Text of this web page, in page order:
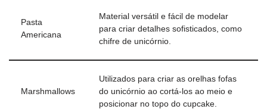
Pasta
Americana
Material versátil e fácil de modelar
para criar detalhes sofisticados, como
chifre de unicórnio.
Marshmallows
Utilizados para criar as orelhas fofas
do unicórnio ao cortá-los ao meio e
posicionar no topo do cupcake.